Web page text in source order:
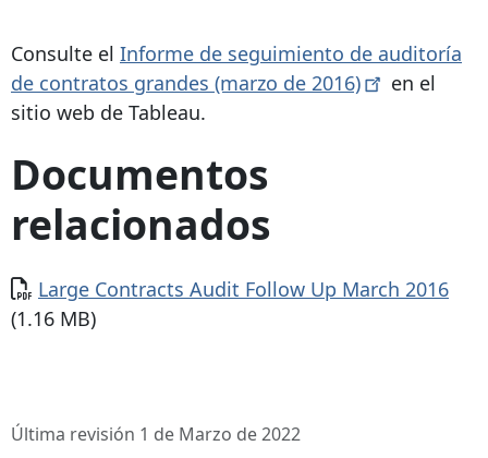
Consulte el Informe de seguimiento de auditoría
de contratos grandes (marzo de 2016)
en el
sitio web de Tableau.
Documentos
relacionados
Documento
Large Contracts Audit Follow Up March 2016
(1.16 MB)
Última revisión 1 de Marzo de 2022